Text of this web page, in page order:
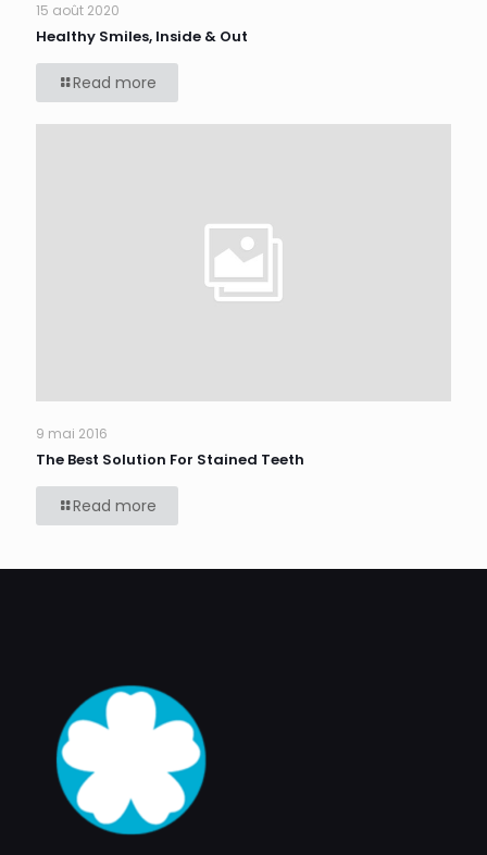
15 août 2020
Healthy Smiles, Inside & Out
Read more
9 mai 2016
The Best Solution For Stained Teeth
Read more